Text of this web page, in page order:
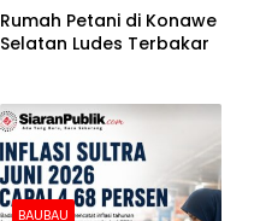
Rumah Petani di Konawe
Selatan Ludes Terbakar
BAUBAU